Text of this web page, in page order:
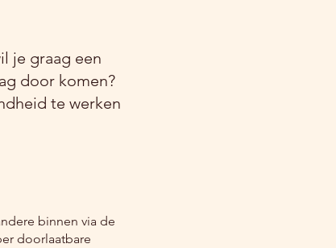
je graag een
door komen?
te werken
binnen via de
doorlaatbare